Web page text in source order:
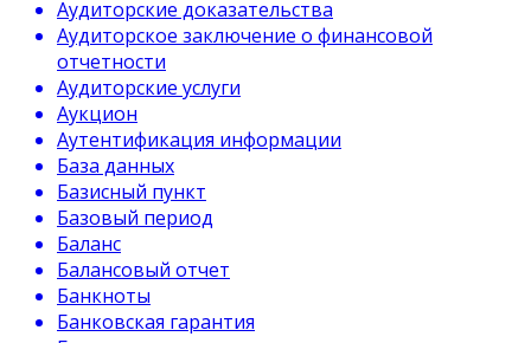
Аудиторские доказательства
Аудиторское заключение о финансовой
отчетности
Аудиторские услуги
Аукцион
Аутентификация информации
База данных
Базисный пункт
Базовый период
Баланс
Балансовый отчет
Банкноты
Банковская гарантия